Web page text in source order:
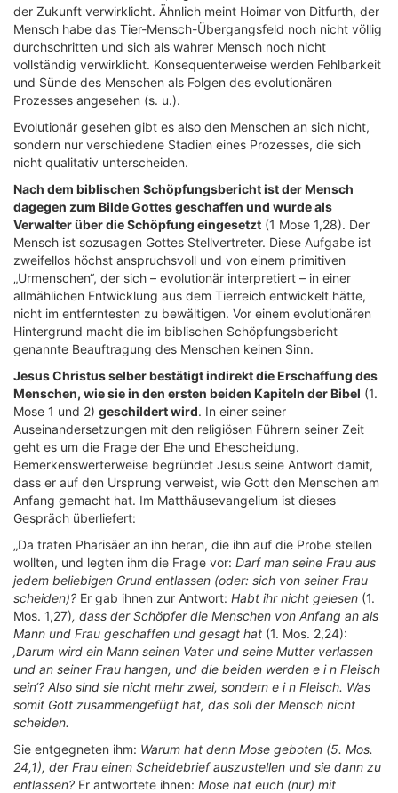
der Zukunft verwirklicht. Ähnlich meint Hoimar von Ditfurth, der
Mensch habe das Tier-Mensch-Übergangsfeld noch nicht völlig
durchschritten und sich als wahrer Mensch noch nicht
vollständig verwirklicht. Konsequenterweise werden Fehlbarkeit
und Sünde des Menschen als Folgen des evolutionären
Prozesses angesehen (s. u.).
Evolutionär gesehen gibt es also den Menschen an sich nicht,
sondern nur verschiedene Stadien eines Prozesses, die sich
nicht qualitativ unterscheiden.
Nach dem biblischen Schöpfungsbericht ist der Mensch
dagegen zum Bilde Gottes geschaffen und wurde als
Verwalter über die Schöpfung eingesetzt (1 Mose 1,28). Der
Mensch ist sozusagen Gottes Stellvertreter. Diese Aufgabe ist
zweifellos höchst anspruchsvoll und von einem primitiven
„Urmenschen“, der sich – evolutionär interpretiert – in einer
allmählichen Entwicklung aus dem Tierreich entwickelt hätte,
nicht im entferntesten zu bewältigen. Vor einem evolutionären
Hintergrund macht die im biblischen Schöpfungsbericht
genannte Beauftragung des Menschen keinen Sinn.
Jesus Christus selber bestätigt indirekt die Erschaffung des
Menschen, wie sie in den ersten beiden Kapiteln der Bibel (1.
Mose 1 und 2) geschildert wird. In einer seiner
Auseinandersetzungen mit den religiösen Führern seiner Zeit
geht es um die Frage der Ehe und Ehescheidung.
Bemerkenswerterweise begründet Jesus seine Antwort damit,
dass er auf den Ursprung verweist, wie Gott den Menschen am
Anfang gemacht hat. Im Matthäusevangelium ist dieses
Gespräch überliefert:
„Da traten Pharisäer an ihn heran, die ihn auf die Probe stellen
wollten, und legten ihm die Frage vor: Darf man seine Frau aus
jedem beliebigen Grund entlassen (oder: sich von seiner Frau
scheiden)? Er gab ihnen zur Antwort: Habt ihr nicht gelesen (1.
Mos. 1,27), dass der Schöpfer die Menschen von Anfang an als
Mann und Frau geschaffen und gesagt hat (1. Mos. 2,24):
‚Darum wird ein Mann seinen Vater und seine Mutter verlassen
und an seiner Frau hangen, und die beiden werden e i n Fleisch
sein‘? Also sind sie nicht mehr zwei, sondern e i n Fleisch. Was
somit Gott zusammengefügt hat, das soll der Mensch nicht
scheiden.
Sie entgegneten ihm: Warum hat denn Mose geboten (5. Mos.
24,1), der Frau einen Scheidebrief auszustellen und sie dann zu
entlassen? Er antwortete ihnen: Mose hat euch (nur) mit